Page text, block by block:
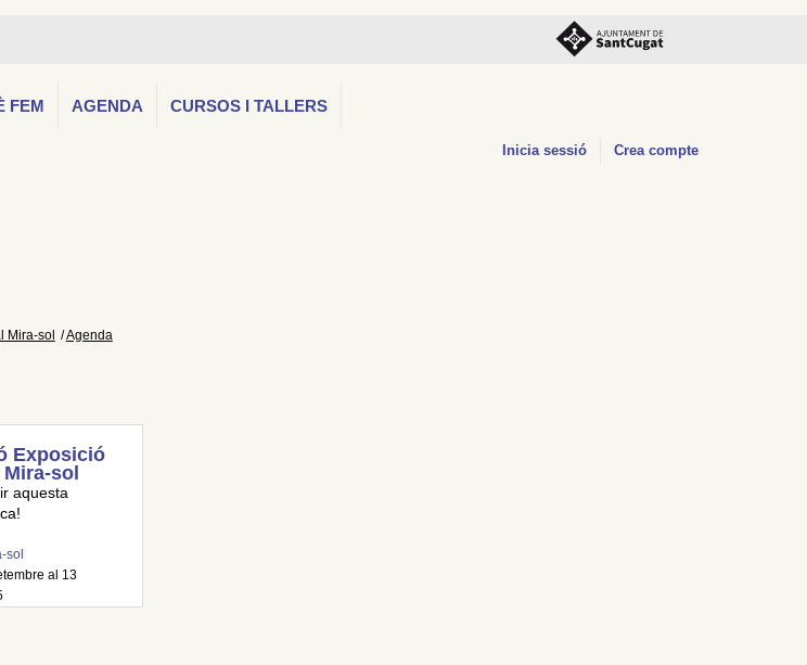
FEM AGENDA CURSOS I TALLERS
Inicia sessió Crea compte
Mira-sol Agenda
Exposició
sol
aquesta
sol
al 13